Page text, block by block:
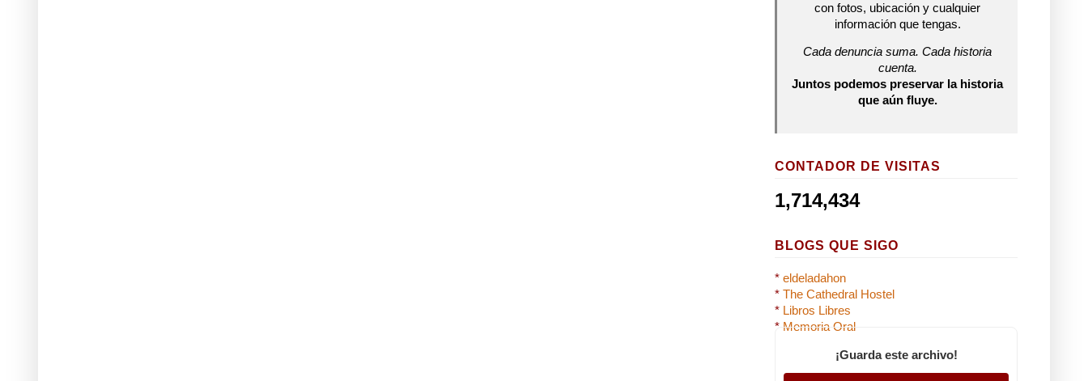
con fotos, ubicación y cualquier
información que tengas.
Cada denuncia suma. Cada historia
cuenta.
Juntos podemos preservar la historia
que aún fluye.
CONTADOR DE VISITAS
1,714,434
BLOGS QUE SIGO
* eldeladahon
* The Cathedral Hostel
* Libros Libres
* Memoria Oral
¡Guarda este archivo!